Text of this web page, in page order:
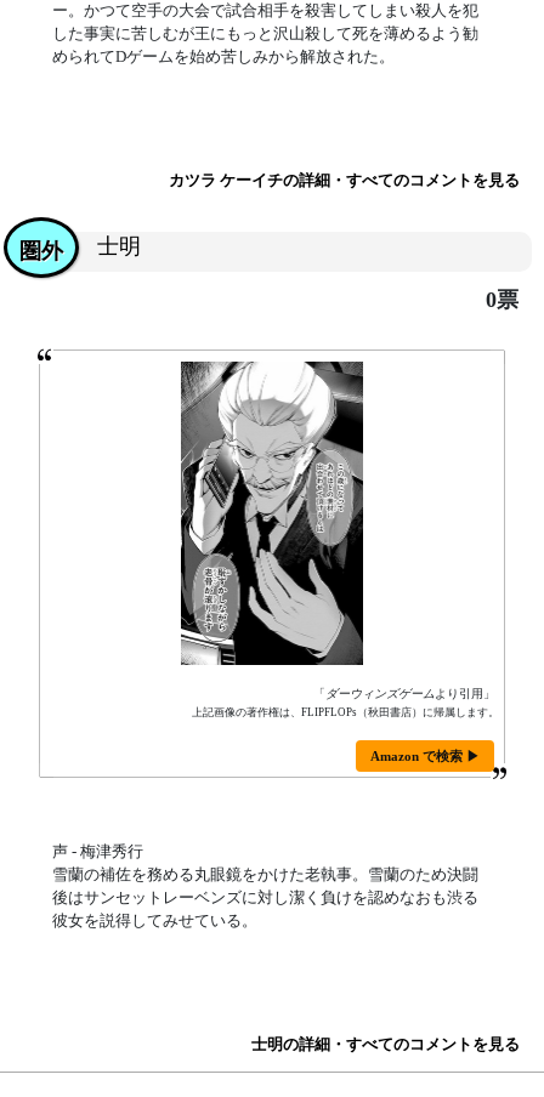
ー。かつて空手の大会で試合相手を殺害してしまい殺人を犯
した事実に苦しむが王にもっと沢山殺して死を薄めるよう勧
められてDゲームを始め苦しみから解放された。
カツラ ケーイチの詳細・すべてのコメントを見る
士明
圏外
0票
「 ダーウィンズゲーム より引用」
上記画像の著作権は、FLIPFLOPs（秋田書店）に帰属します。
Amazon で検索 ▶
声 - 梅津秀行
雪蘭の補佐を務める丸眼鏡をかけた老執事。雪蘭のため決闘
後はサンセットレーベンズに対し潔く負けを認めなおも渋る
彼女を説得してみせている。
士明の詳細・すべてのコメントを見る